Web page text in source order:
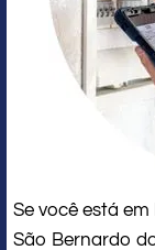
Se você está
São Bernardo